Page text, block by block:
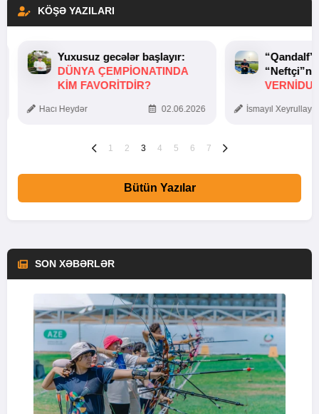
KÖŞƏ YAZILARI
Yuxusuz gecələr başlayır:
DÜNYA ÇEMPIONATINDA
KIM FAVORITDIR?
Hacı Heydər 02.06.2026 İsmayıl
1 2 3 4 5 6 7
Bütün Yazılar
SON XƏBƏRLƏR